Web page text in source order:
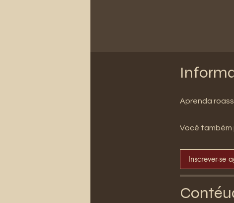
Aprenda
Você também
Inscrever-se